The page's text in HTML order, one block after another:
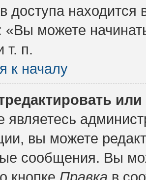
доступа
можете
т. п.
к началу
являетесь
вы можете
сообщения. Вы